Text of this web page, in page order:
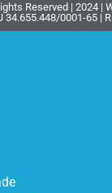
Reserved | 2024 |
34.655.448/0001-65 |